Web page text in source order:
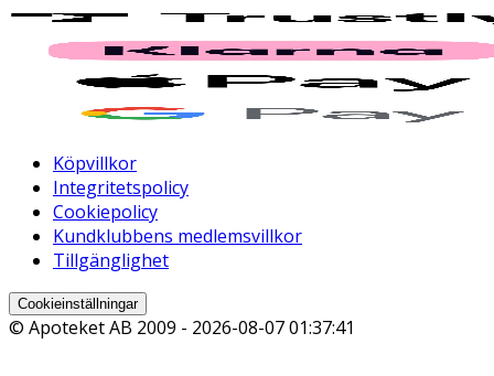
Köpvillkor
Integritetspolicy
Cookiepolicy
Kundklubbens medlemsvillkor
Tillgänglighet
Cookieinställningar
© Apoteket AB 2009 - 2026-08-07 01:37:41